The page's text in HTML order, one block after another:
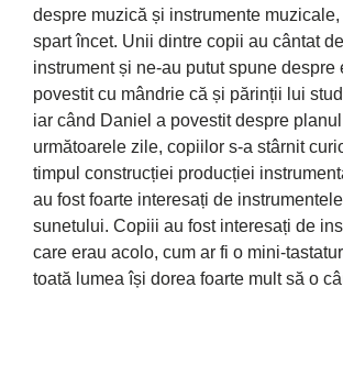
despre muzică și instrumente
spart încet. Unii dintre copii au cântat
instrument și ne-au putut spune despre
povestit cu mândrie că și părinții lui
iar când Daniel a povestit despre
următoarele zile, copiilor s-a stârnit
timpul construcției producției
au fost foarte interesați de
sunetului. Copiii au fost interesați de
care erau acolo, cum ar fi o mini-
toată lumea își dorea foarte mult să o